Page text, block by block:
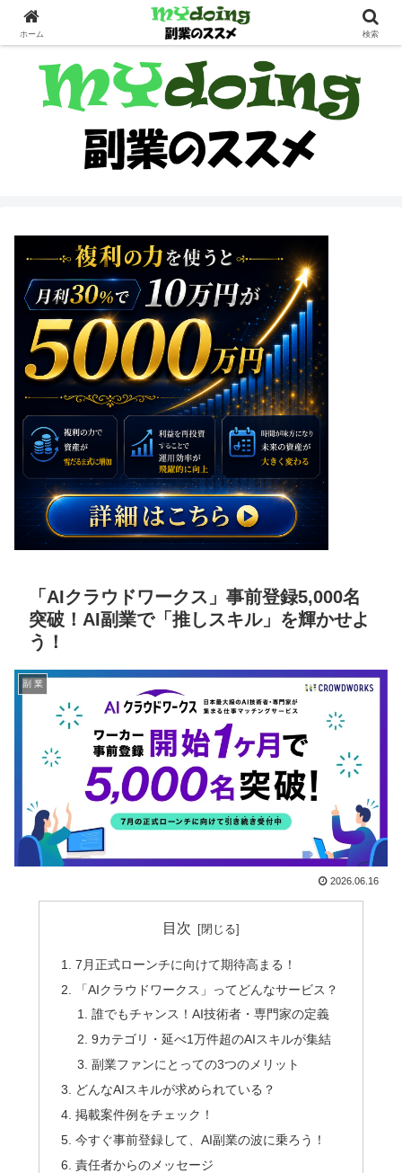
副業界隈
「AIクラウドワークス」事前登録5,000名
突破！AI副業で「推しスキル」を輝かせよ
う！
副 業
2026.06.16
目次
7月正式ローンチに向けて期待高まる！
「AIクラウドワークス」ってどんなサービス？
誰でもチャンス！AI技術者・専門家の定義
9カテゴリ・延べ1万件超のAIスキルが集結
副業ファンにとっての3つのメリット
どんなAIスキルが求められている？
掲載案件例をチェック！
今すぐ事前登録して、AI副業の波に乗ろう！
責任者からのメッセージ
ホーム 検索